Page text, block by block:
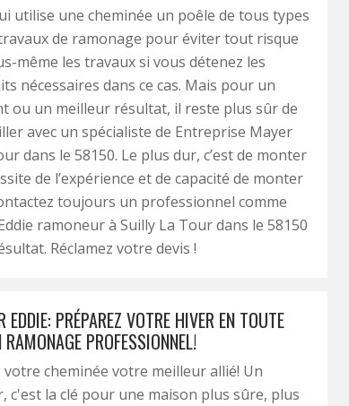
utilise une cheminée un poêle de tous types
de ramonage pour éviter tout risque
même les travaux si vous détenez les
nécessaires dans ce cas. Mais pour un
ou un meilleur résultat, il reste plus sûr de
avec un spécialiste de Entreprise Mayer
dans le 58150. Le plus dur, c’est de monter
de l’expérience et de capacité de monter
toujours un professionnel comme
ramoneur à Suilly La Tour dans le 58150
Réclamez votre devis !
EDDIE: PRÉPAREZ VOTRE HIVER EN TOUTE
PROFESSIONNEL!
cheminée votre meilleur allié! Un
c'est la clé pour une maison plus sûre, plus